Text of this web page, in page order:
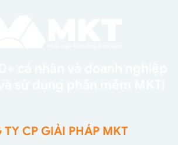
TY CP GIẢI PHÁP MKT